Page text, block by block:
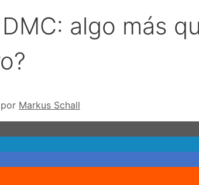
algo más
por Markus Schall